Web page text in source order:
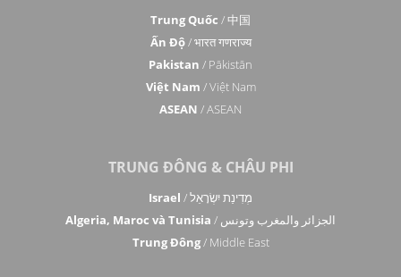
Trung Quốc / 中国
Ấn Độ/ भारत गणराज्य
Pakistan / Pākistān
Việt Nam / Việt Nam
ASEAN / ASEAN
TRUNG ĐÔNG & CHÂU PHI
Israel
/ מְדִינַת יִשְׂרָאֵל
Algeria, Maroc và Tunisia
/ الجزائر والمغرب وتونس
Trung Đông/ Middle East